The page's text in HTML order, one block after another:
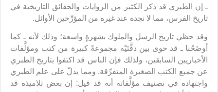
ـ إن الطبري قد ذكر الكثير من الروايات والحقائق التاريخية في
تاريخ الفرس، مما لا نجده عند غيره من المؤرِّخين الأوائل.
وقد حظي تاريخ الرسل والملوك بشهرةٍ واسعة؛ وذلك لأنه ـ كما
أوضَحْنا ـ قد حوى بين دفَّتَيْه مجموعةً كبيرة من كتب ومؤلَّفات
الأخباريين السابقين، ولذلك فإن الناس قد اكتفوا بتاريخ الطبري
عن جميع الكتب الصغيرة المتفرِّقة. ومما يدلّ على علم الطبري
واجتهاده في تصنيف مؤلَّفاته أنه قد قيل: إن بعض تلاميذه قد